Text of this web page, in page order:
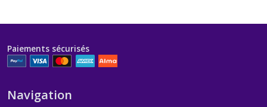
Paiements sécurisés
Navigation